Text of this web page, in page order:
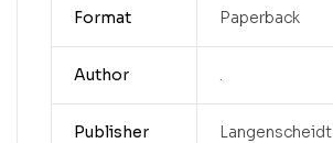
Format Paperback
Author .
Publisher Langenscheidt